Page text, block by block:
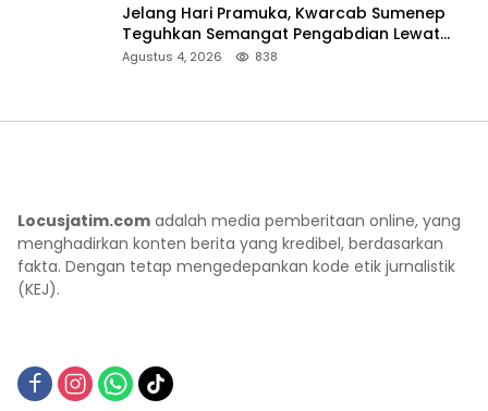
Jelang Hari Pramuka, Kwarcab Sumenep
Teguhkan Semangat Pengabdian Lewat
Ziarah Pahlawan
Agustus 4, 2026 838
Locusjatim.com adalah media pemberitaan online, yang
menghadirkan konten berita yang kredibel, berdasarkan
fakta. Dengan tetap mengedepankan kode etik jurnalistik
(KEJ).